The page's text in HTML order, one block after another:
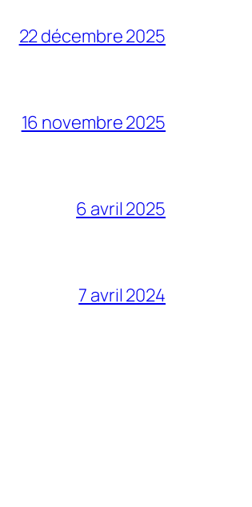
22 décembre 2025
16 novembre 2025
6 avril 2025
7 avril 2024